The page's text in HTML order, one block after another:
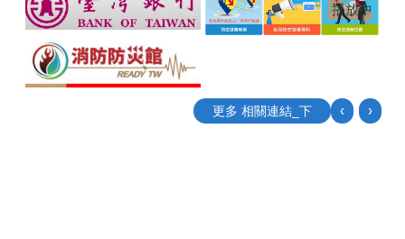
播放中
更多 相關連結_下 ‹
›